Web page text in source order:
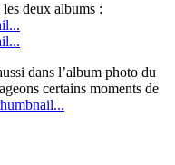
deux albums :
dans l’album photo du
certains moments de